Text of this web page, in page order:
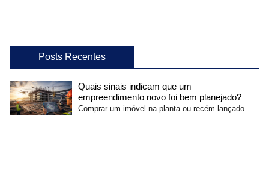
Posts Recentes
Quais sinais indicam que um
empreendimento novo foi bem planejado?
Comprar um imóvel na planta ou recém lançado